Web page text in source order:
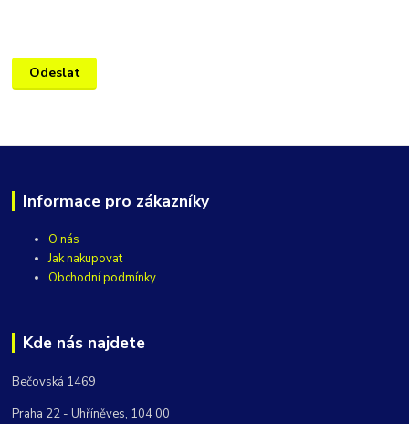
Informace pro zákazníky
O nás
Jak nakupovat
Obchodní podmínky
Kde nás najdete
Bečovská 1469
Praha 22 - Uhříněves, 104 00